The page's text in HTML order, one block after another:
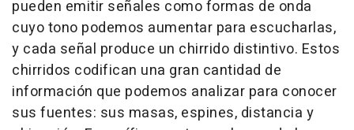
pueden emitir señales como formas de onda
cuyo tono podemos aumentar para escucharlas,
y cada señal produce un chirrido distintivo. Estos
chirridos codifican una gran cantidad de
información que podemos analizar para conocer
sus fuentes: sus masas, espines, distancia y